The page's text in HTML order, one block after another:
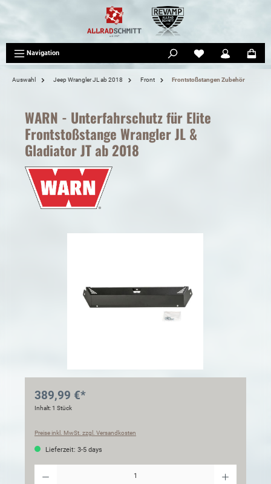
Navigation
Auswahl Jeep Wrangler JL ab 2018 Front Frontstoßstangen Zubehör
WARN - Unterfahrschutz für Elite
Frontstoßstange Wrangler JL &
Gladiator JT ab 2018
389,99 €*
Inhalt:1 Stück
Preise inkl. MwSt. zzgl. Versandkosten
Lieferzeit: 3-5 days